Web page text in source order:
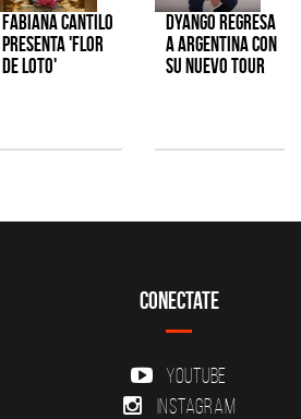
Fabiana Cantilo
presenta 'Flor
de Loto'
Dyango regresa
a Argentina con
su nuevo tour
Conectate
YouTube
Instagram